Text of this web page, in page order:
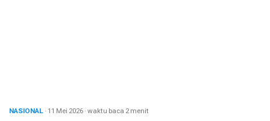
NASIONAL· 11 Mei 2026·waktu baca 2 menit